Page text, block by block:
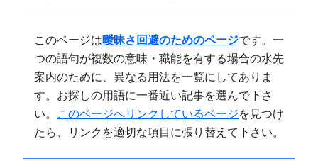
このページは曖昧さ回避のためのページです。一
つの語句が複数の意味・職能を有する場合の水先
案内のために、異なる用法を一覧にしてありま
す。お探しの用語に一番近い記事を選んで下さ
い。 このページへリンクしているページを見つけ
たら、リンクを適切な項目に張り替えて下さい。